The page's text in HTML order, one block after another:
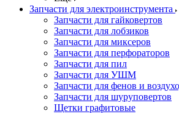
Запчасти для электроинструмента
Запчасти для гайковертов
Запчасти для лобзиков
Запчасти для миксеров
Запчасти для перфораторов
Запчасти для пил
Запчасти для УШМ
Запчасти для фенов и
Запчасти для шуруповертов
Щетки графитовые